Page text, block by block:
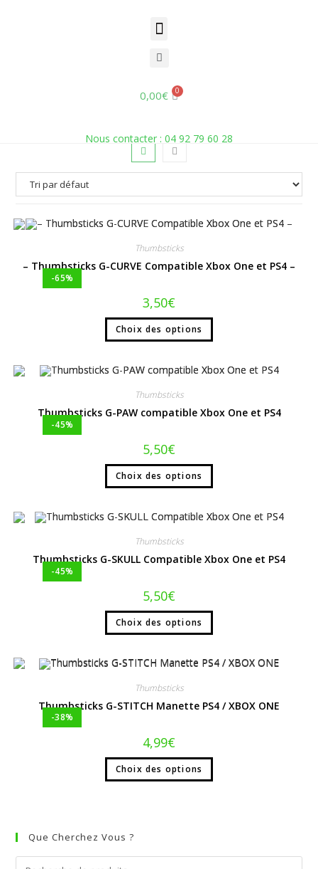
0,00€
Nous contacter : 04 92 79 60 28
-65%
Thumbsticks
– Thumbsticks G-CURVE Compatible Xbox One et PS4 –
3,50€
Choix des options
-45%
Thumbsticks
Thumbsticks G-PAW compatible Xbox One et PS4
5,50€
Choix des options
-45%
Thumbsticks
Thumbsticks G-SKULL Compatible Xbox One et PS4
5,50€
Choix des options
-38%
Thumbsticks
Thumbsticks G-STITCH Manette PS4 / XBOX ONE
4,99€
Choix des options
Que Cherchez Vous ?